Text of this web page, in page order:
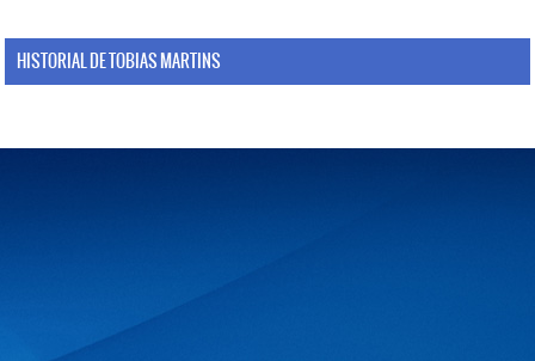
HISTORIAL DE TOBIAS MARTINS